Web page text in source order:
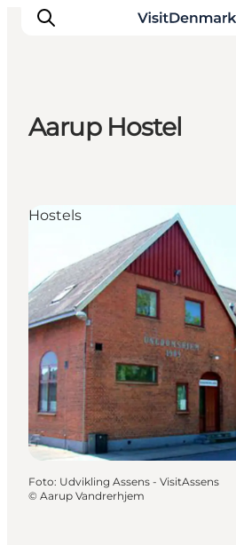
Dove dormire
Pianifica il viaggio
Aarup Hostel
Hostels
Foto: Udvikling Assens - VisitAssens
© Aarup Vandrerhjem